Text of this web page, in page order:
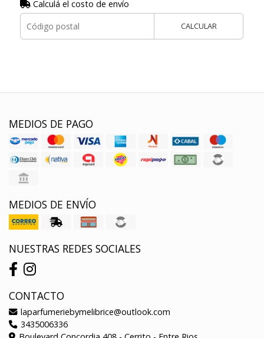
Calculá el costo de envío
CALCULAR
MEDIOS DE PAGO
MEDIOS DE ENVÍO
NUESTRAS REDES SOCIALES
CONTACTO
laparfumeriebymelibrice@outlook.com
3435006336